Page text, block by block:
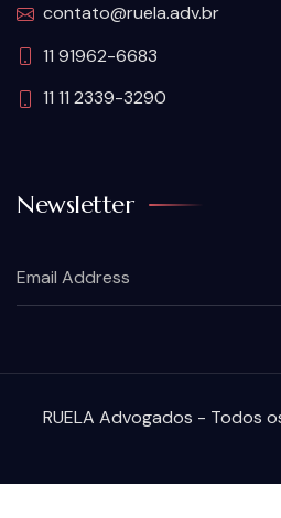
contato@ruela.adv.br
11 91962-6683
11 11 2339-3290
Newsletter
RUELA Advogados - Todos